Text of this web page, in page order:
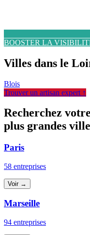
BOOSTER LA
Villes dans le
Blois
Trouver un artisan expert ↑
Recherchez
plus grandes
Paris
58 entreprises
Voir →
Marseille
94 entreprises